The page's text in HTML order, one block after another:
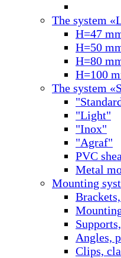
The system
H=47
Н=50
Н=80
Н=100
The system
"Light"
"Inox"
"Agraf"
PVC
Metal
Mounting
Angles,
Clips,